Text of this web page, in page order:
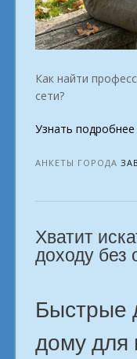
Как найти
сети?
Узнать подробнее
АНКЕТЫ ГОРОДА
Хватит
доходу без
Быстрые
дому для